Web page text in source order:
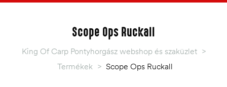
Scope Ops Ruckall
King Of Carp Pontyhorgász webshop és szaküzlet >
Termékek > Scope Ops Ruckall